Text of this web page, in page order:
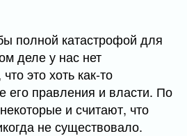
полной катастрофой для
деле у нас нет
это хоть как-то
его правления и власти. По
и считают, что
не существовало.